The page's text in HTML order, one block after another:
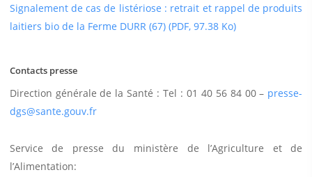
Signalement de cas de listériose : retrait et rappel de produits
laitiers bio de la Ferme DURR (67) (PDF, 97.38 Ko)
Contacts presse
Direction générale de la Santé : Tel : 01 40 56 84 00 – presse-
dgs@sante.gouv.fr
Service de presse du ministère de l’Agriculture et de
l’Alimentation: